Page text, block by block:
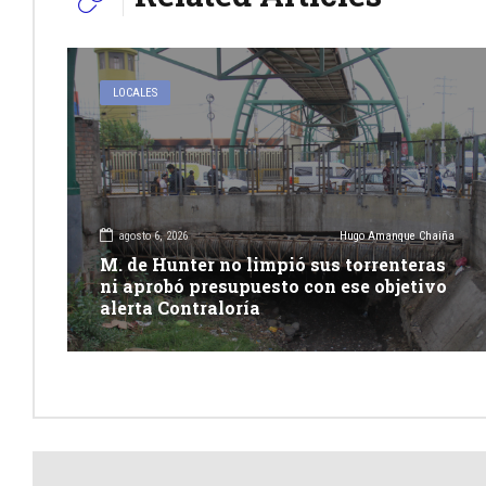
LOCALES
agosto 6, 2026 Hugo Amanque Chaiña
M. de Hunter no limpió sus torrenteras
ni aprobó presupuesto con ese objetivo
alerta Contraloría